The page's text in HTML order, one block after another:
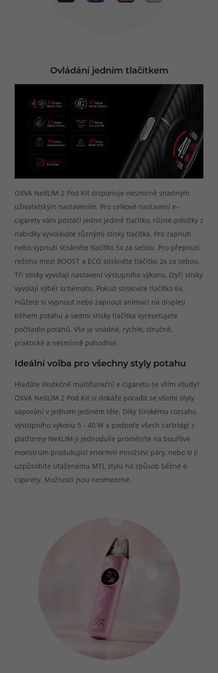
Ovládání jedním tlačítkem
OXVA NeXLIM 2 Pod Kit disponuje nesmírně snadným
uživatelským nastavením. Pro celkové nastavení e-
cigarety vám postačí jedno jediné tlačítko, různé položky z
nabídky vyvoláváte různými stisky tlačítka. Pro zapnutí
nebo vypnutí stiskněte tlačítko 5x za sebou. Pro přepnutí
režimu mezi BOOST a ECO stiskněte tlačítko 2x za sebou.
Tři stisky vyvolají nastavení výstupního výkonu, čtyři stisky
vyvolají výběr schématu. Pokud stisknete tlačítko 6x,
můžete si vypnout nebo zapnout animaci na displeji
během potahu a sedmi stisky tlačítka vyresetujete
počítadlo potahů. Vše je snadné, rychlé, stručné,
praktické a nesmírně pohodlné.
Ideální volba pro všechny styly potahu
Hledáte skutečně multifunkční e-cigaretu se vším všudy?
OXVA NeXLIM 2 Pod Kit si dokáže poradit se všemi styly
vapování v jednom jediném těle. Díky širokému rozsahu
výstupního výkonu 5 - 40 W a podpoře všech cartridgí z
platformy NeXLIM ji jednoduše proměníte na bouřlivé
monstrum produkující enormní množství páry, nebo si ji
uzpůsobíte utaženému MTL stylu na způsob běžné e-
cigarety. Možnosti jsou neomezené.